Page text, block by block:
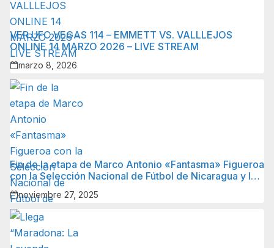
VER UFC VEGAS 114 – EMMETT VS. VALLLEJOS
ONLINE 14 MARZO 2026 – LIVE STREAM
marzo 8, 2026
Fin de la etapa de Marco Antonio «Fantasma» Figueroa
con la Selección Nacional de Fútbol de Nicaragua y lo
que sigue para él.
noviembre 27, 2025